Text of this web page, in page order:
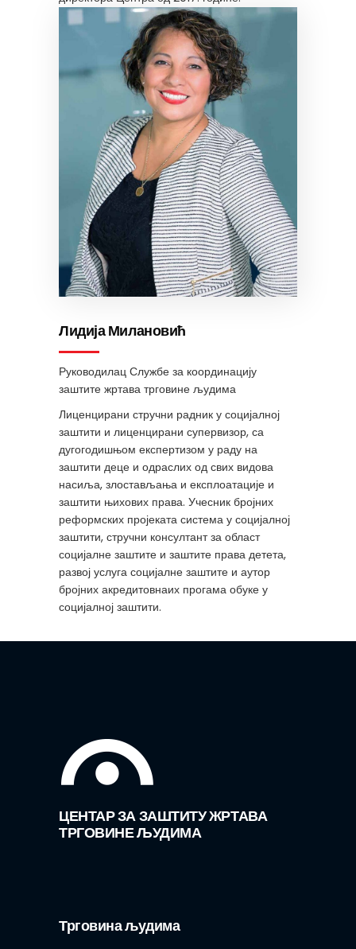
Лидија Милановић
Руководилац Службе за координацију
заштите жртава трговине људима
Лиценцирани стручни радник у социјалној
заштити и лиценцирани супервизор, са
дугогодишњом експертизом у раду на
заштити деце и одраслих од свих видова
насиља, злостављања и експлоатације и
заштити њихових права. Учесник бројних
реформских пројеката система у социјалној
заштити, стручни консултант за област
социјалне заштите и заштите права детета,
развој услуга социјалне заштите и аутор
бројних акредитовнаих прогама обуке у
социјалној заштити.
ЦЕНТАР ЗА ЗАШТИТУ ЖРТАВА
ТРГОВИНЕ ЉУДИМА
Трговина људима